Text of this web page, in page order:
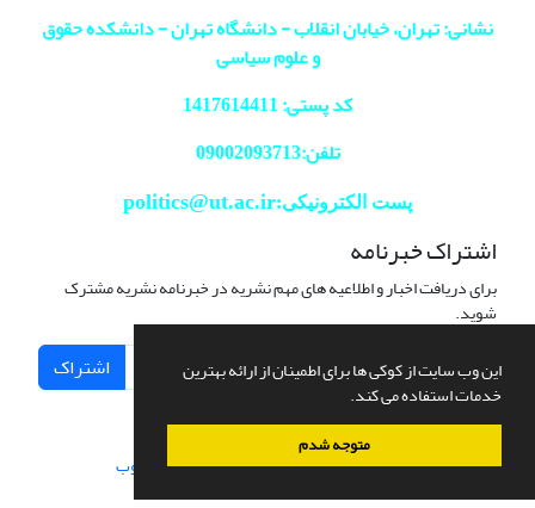
این وب سایت از کوکی ها برای اطمینان از ارائه بهترین
خدمات استفاده می کند.
متوجه شدم
نشانی: تهران، خیابان انقلاب - دانشگاه تهران - دانشکده حقوق
و علوم سیاسی
کد پستی: 1417614411
تلفن:09002093713
پست الکترونیکی:politics@ut.ac.ir
اشتراک خبرنامه
برای دریافت اخبار و اطلاعیه های مهم نشریه در خبرنامه نشریه مشترک
شوید.
اشتراک
سامانه مدیریت نشریات علمی.طراحی و پیاده سازی از سیناوب